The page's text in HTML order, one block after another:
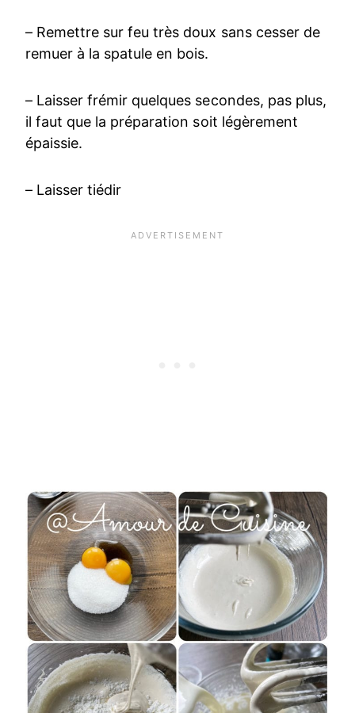
– Remettre sur feu très doux sans cesser de
remuer à la spatule en bois.
– Laisser frémir quelques secondes, pas plus,
il faut que la préparation soit légèrement
épaissie.
– Laisser tiédir